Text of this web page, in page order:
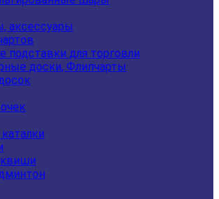
аксессуары
для торговли
доски, Флипчарты